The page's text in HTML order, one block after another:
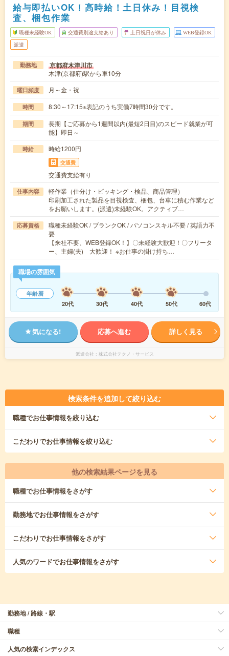
給与即払いOK！高時給！土日休み！目視検
査、梱包作業
職種未経験OK 交通費別途支給あり 土日祝日が休み WEB登録OK
派遣
勤務地 京都府木津川市
木津(京都府)駅から車10分
曜日頻度 月～金・祝
時間 8:30～17:15※表記のうち実働7時間30分です。
期間
長期【ご応募から1週間以内(最短2日目)のスピード就業が可
能】即日～
時給 時給1200円
交通費
交通費支給有り
仕事内容
軽作業（仕分け・ピッキング・検品、商品管理）
印刷加工された製品を目視検査、梱包、台車に積む作業など
をお願いします。(派遣)未経験OK。アクティブ…
応募資格
職種未経験OK / ブランクOK / パソコンスキル不要 / 英語力不
要
【来社不要、WEB登録OK！】〇未経験大歓迎！〇フリータ
ー、主婦(夫) 大歓迎！ ※お仕事の掛け持ち…
職場の雰囲気
年齢層
20代
30代 40代 50代 60代
気になる! 応募へ進む 詳しく見る
派遣会社 株式会社テクノ・サービス
検索条件を追加して絞り込む
職種でお仕事情報を絞り込む
こだわりでお仕事情報を絞り込む
他の検索結果ページを見る
職種でお仕事情報をさがす
勤務地でお仕事情報をさがす
こだわりでお仕事情報をさがす
人気のワードでお仕事情報をさがす
勤務地 / 路線・駅
職種
人気の検索インデックス